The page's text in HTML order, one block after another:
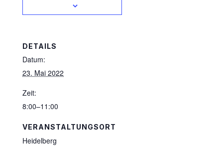
DETAILS
Datum:
23. Mai 2022
Zeit:
8:00–11:00
VERANSTALTUNGSORT
Heidelberg